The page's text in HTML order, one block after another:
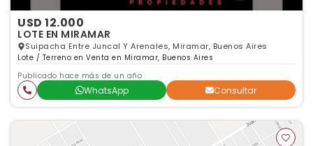
USD 12.000
LOTE EN MIRAMAR
Suipacha Entre Juncal Y Arenales, Miramar, Buenos Aires
Lote / Terreno en Venta en Miramar, Buenos Aires
Publicado hace más de un año
WhatsApp Consultar